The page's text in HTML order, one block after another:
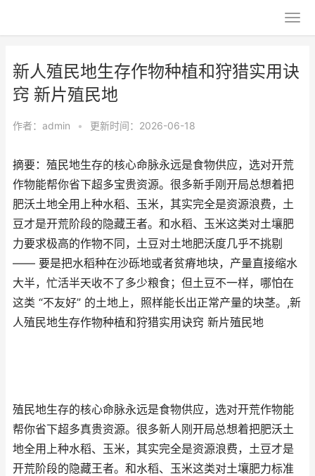
新人殖民地生存作物种植和狩猎实用诀
窍 新片殖民地
作者： admin • 更新时间：2026-06-18
摘要：殖民地生存的核心命脉永远是食物供应，选对开荒
作物能帮你省下超多宝贵资源。很多新手刚开局总想着把
肥沃土地全用上种水稻、玉米，其实完全是资源浪费，土
豆才是开荒阶段的隐藏王者。和水稻、玉米这类对土壤肥
力要求极高的作物不同，土豆对土地肥沃度几乎不挑剔
—— 要是把水稻种在沙砾地或者贫瘠地块，产量直接缩水
大半，忙活半天收不了多少粮食；但土豆不一样，哪怕在
这类 “不友好” 的土地上，照样能长出正常产量的块茎。,新
人殖民地生存作物种植和狩猎实用诀窍 新片殖民地
殖民地生存的核心命脉永远是食物供应，选对开荒作物能
帮你省下超多真贵资源。很多新人刚开局总想着把肥沃土
地全用上种水稻、玉米，其实完全是资源浪费，土豆才是
开荒阶段的隐藏王者。和水稻、玉米这类对土壤肥力标准